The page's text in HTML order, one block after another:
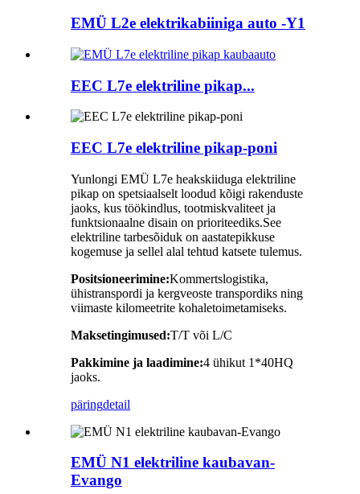
EMÜ L2e elektrikabiiniga auto -Y1
EEC L7e elektriline pikap...
EEC L7e elektriline pikap-poni
Yunlongi EMÜ L7e heakskiiduga elektriline
pikap on spetsiaalselt loodud kõigi rakenduste
jaoks, kus töökindlus, tootmiskvaliteet ja
funktsionaalne disain on prioriteediks.See
elektriline tarbesõiduk on aastatepikkuse
kogemuse ja sellel alal tehtud katsete tulemus.
Positsioneerimine:Kommertslogistika,
ühistranspordi ja kergveoste transpordiks ning
viimaste kilomeetrite kohaletoimetamiseks.
Maksetingimused:T/T või L/C
Pakkimine ja laadimine:4 ühikut 1*40HQ
jaoks.
päringdetail
EMÜ N1 elektriline kaubavan-
Evango